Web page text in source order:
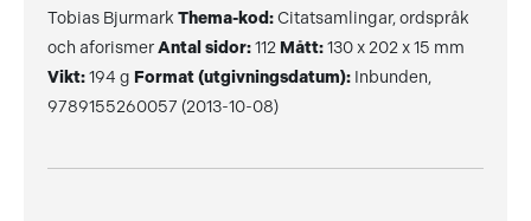
Tobias Bjurmark Thema-kod:Citatsamlingar, ordspråk
och aforismerAntal sidor:112 Mått:130 x 202 x 15 mm
Vikt:194 g Format (utgivningsdatum): Inbunden,
9789155260057 (2013-10-08)